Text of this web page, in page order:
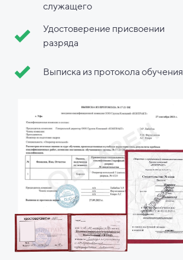
служащего
Удостоверение присвоении
разряда
Выписка из протокола обучения